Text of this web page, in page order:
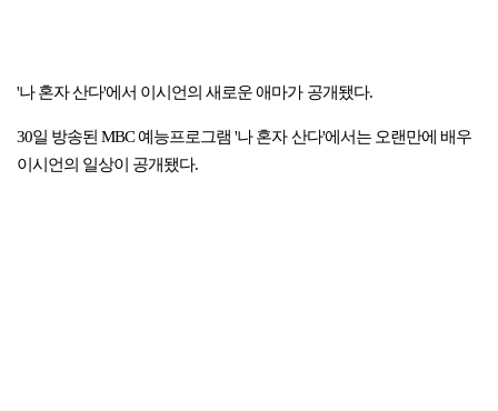
'나 혼자 산다'에서 이시언의 새로운 애마가 공개됐다.
30일 방송된 MBC 예능프로그램 '나 혼자 산다'에서는 오랜만에 배우
이시언의 일상이 공개됐다.